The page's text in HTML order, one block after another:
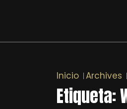
Inicio Archives
Etiqueta: